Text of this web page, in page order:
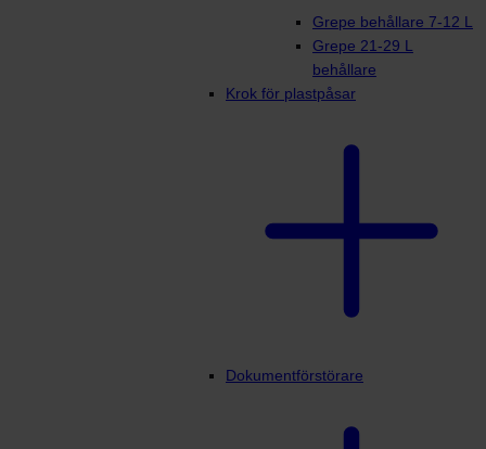
Grepe behållare 7-12 L
Grepe 21-29 L
behållare
Krok för plastpåsar
Dokumentförstörare